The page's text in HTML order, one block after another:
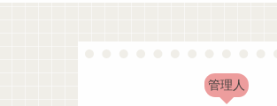
管理人